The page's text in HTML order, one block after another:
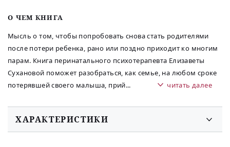
O ЧЕМ КНИГА
Мысль о том, чтобы попробовать снова стать родителями
после потери ребенка, рано или поздно приходит ко многим
парам. Книга перинатального психотерапевта Елизаветы
Сухановой поможет разобраться, как семье, на любом сроке
потерявшей своего малыша, прий... читать далее
ХАРАКТЕРИСТИКИ